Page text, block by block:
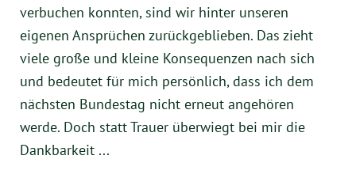
verbuchen konnten, sind wir hinter unseren
eigenen Ansprüchen zurückgeblieben. Das zieht
viele große und kleine Konsequenzen nach sich
und bedeutet für mich persönlich, dass ich dem
nächsten Bundestag nicht erneut angehören
werde. Doch statt Trauer überwiegt bei mir die
Dankbarkeit ...